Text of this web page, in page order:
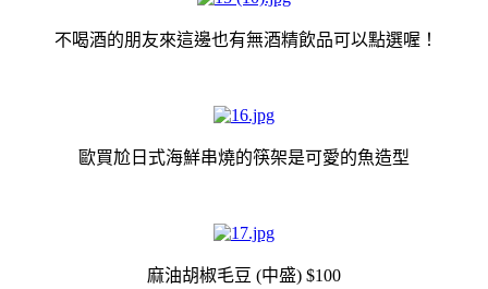
不喝酒的朋友來這邊也有無酒精飲品可以點選喔！
歐買尬日式海鮮串燒的筷架是可愛的魚造型
麻油胡椒毛豆 (中盛) $100